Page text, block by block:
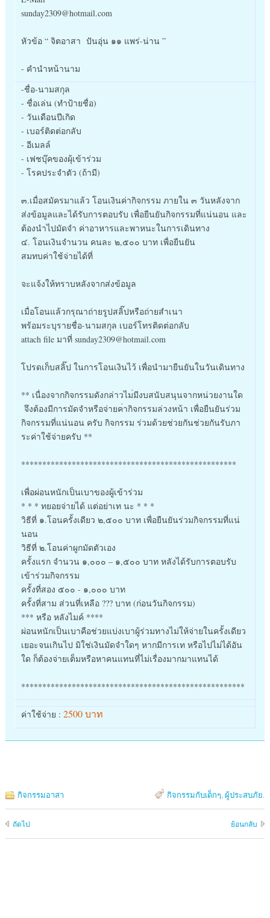
sunday2309@hotmail.com
หัวข้อ “ จิตอาสา ปันอุ่น ๑๑ แพร่-น่าน ”
- คำนำหน้านาม
-ชื่อ-นามสกุล
- ชื่อเล่น (ทำป้ายชื่อ)
- วันเดือนปีเกิด
- เบอร์ติดต่อกลับ
- อีเมลล์
- เฟชบุ๊คของผุ้เข้าร่วม
- โรคประจำตัว (ถ้ามี)
๓.เมื่อสมัครมาแล้ว โอนเงินค่ากิจกรรม ภายใน ๓ วันหลังจาก
ส่งข้อมูลและได้รับการตอบรับ เพื่อยืนยันกิจกรรมที่แน่นอน และ
ต้องนำไปมัดจำ ค่าอาหารและพาหนะในการเดินทาง
๔. โอนเงินจำนวน คนละ ๒,๕๐๐ บาท เพื่อยืนยัน
สมทบค่าใช้จ่ายได้ที่
จะแจ้งให้ทราบหลังจากส่งข้อมูล
เมื่อโอนแล้วกรุณาถ่ายรูปสลิ๊ปหรือถ่ายสำเนา
พร้อมระบุรายชื่อ-นามสกุล เบอร์โทรติดต่อกลับ
attach file มาที่ sunday2309@hotmail.com
โปรดเก็บสลิ๊ป ในการโอนเงินไว้ เพื่อนำมายืนยันในวันเดินทาง
** เนื่องจากกิจกรรมดังกล่าวไม่มีงบสนับสนุนจากหน่วยงานใด
จึงต้องมีการมัดจำหรือจ่ายค่ากิจกรรมล่วงหน้า เพื่อยืนยันร่วม
กิจกรรมที่แน่นอน ครับ กิจกรรม ร่วมด้วยช่วยกันช่วยกันรับภา
ระค่าใช้จ่ายครับ **
***************************************************
เพื่อผ่อนหนักเป็นเบาของผู้เข้าร่วม
* * * ทยอยจ่ายได้ แต่อย่าเท นะ * * *
วิธีที่ ๑.โอนครั้งเดียว ๒,๕๐๐ บาท เพื่อยืนยันร่วมกิจกรรมที่แน่
นอน
วิธีที่ ๒.โอนค่าผูกมัดตัวเอง
ครั้งแรก จำนวน ๑,๐๐๐ – ๑,๕๐๐ บาท หลังได้รับการตอบรับ
เข้าร่วมกิจกรรม
ครั้งที่สอง ๕๐๐ - ๑,๐๐๐ บาท
ครั้งที่สาม ส่วนที่เหลือ ??? บาท (ก่อนวันกิจกรรม)
*** หรือ หลังไมค์ ****
ผ่อนหนักเป็นเบาคือช่วยแบ่งเบาผู้ร่วมทางไม่ให้จ่ายในครั้งเดียว
เยอะจนเกินไป มิใช่เงินมัดจำใดๆ หากมีการเท หรือไปไม่ได้อัน
ใด ก็ต้องจ่ายเต็มหรือหาคนแทนที่ไม่เรื่องมากมาแทนได้
*****************************************************
ค่าใช้จ่าย : 2500 บาท
กิจกรรมอาสา กิจกรรมกับเด็กๆ,ผู้ประสบภัย.
ถัดไป ย้อนกลับ